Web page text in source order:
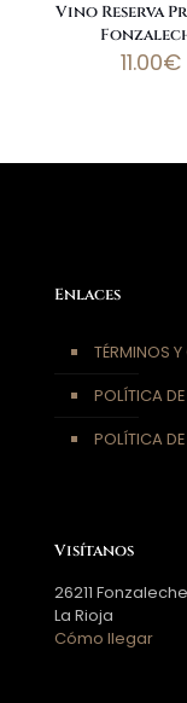
Vino Reserva
11.00€
Enlaces
TÉRMINOS
POLÍTICA
POLÍTICA
Visítanos
26211 Fonzaleche
La Rioja
Cómo llegar